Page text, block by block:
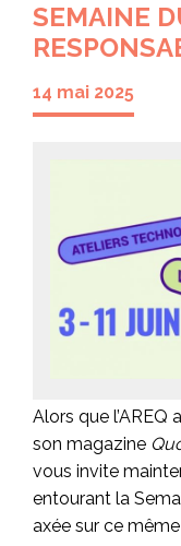
SEMAINE
14 mai 2025
Alors que
son magazine
vous invite
entourant la
axée sur ce